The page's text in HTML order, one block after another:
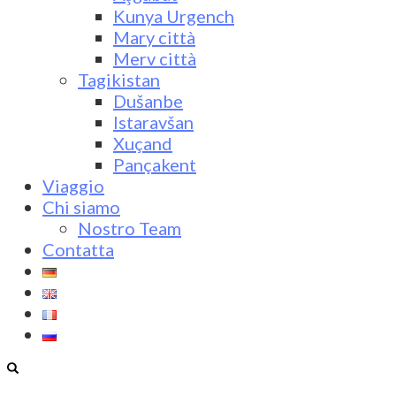
Kunya Urgench
Mary città
Merv città
Tagikistan
Dušanbe
Istaravšan
Xuçand
Pançakent
Viaggio
Chi siamo
Nostro Team
Contatta